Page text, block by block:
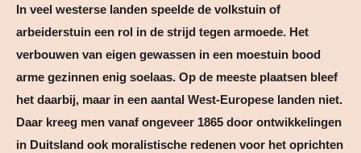
In veel westerse landen speelde de volkstuin of
arbeiderstuin een rol in de strijd tegen armoede. Het
verbouwen van eigen gewassen in een moestuin bood
arme gezinnen enig soelaas. Op de meeste plaatsen bleef
het daarbij, maar in een aantal West-Europese landen niet.
Daar kreeg men vanaf ongeveer 1865 door ontwikkelingen
in Duitsland ook moralistische redenen voor het oprichten